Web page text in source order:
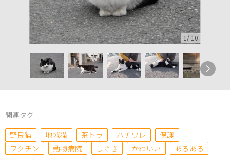
1 / 10
関連タグ
野良猫
地域猫 茶トラ ハチワレ
保護
ワクチン
動物病院 しぐさ かわいい あるある